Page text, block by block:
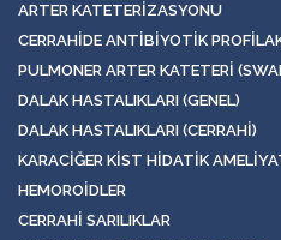
ARTER KATETERIZASYONU
CERRAHIDE ANTIBIYOTIK
PULMONER ARTER KATETERI
DALAK HASTALIKLARI (GENEL)
DALAK HASTALIKLARI (CERRAHI)
KARACIĞER KIST HIDATIK
HEMOROIDLER
CERRAHI SARILIKLAR